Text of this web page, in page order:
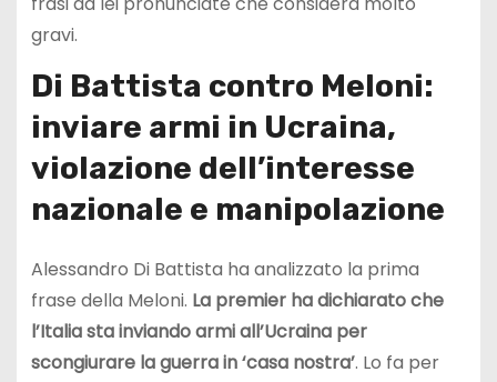
gravi.
Di Battista contro Meloni:
inviare armi in Ucraina,
violazione dell’interesse
nazionale e manipolazione
Alessandro Di Battista ha analizzato la prima
frase della Meloni. La premier ha dichiarato che
l’Italia sta inviando armi all’Ucraina per
scongiurare la guerra in ‘casa nostra’. Lo fa per